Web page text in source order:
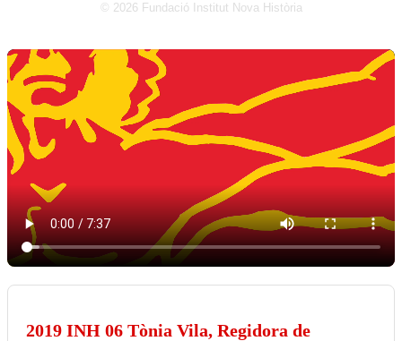
© 2026 Fundació Institut Nova Història
2019 INH 06 Tònia Vila, Regidora de